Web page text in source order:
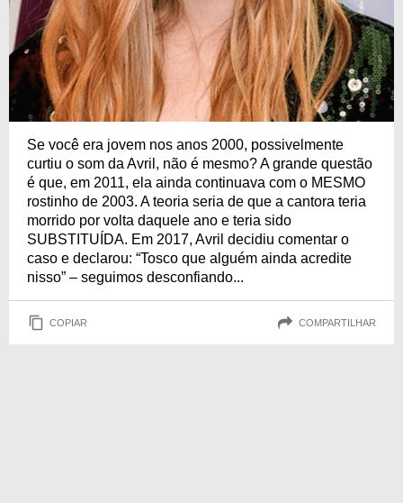
Se você era jovem nos anos 2000, possivelmente
curtiu o som da Avril, não é mesmo? A grande questão
é que, em 2011, ela ainda continuava com o MESMO
rostinho de 2003. A teoria seria de que a cantora teria
morrido por volta daquele ano e teria sido
SUBSTITUÍDA. Em 2017, Avril decidiu comentar o
caso e declarou: “Tosco que alguém ainda acredite
nisso” – seguimos desconfiando...
COPIAR COMPARTILHAR